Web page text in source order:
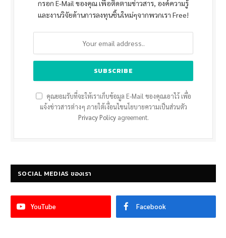
กรอก E-Mail ของคุณ เพื่อติดตามข่าวสาร, องค์ความรู้
และงานวิจัยด้านการลงทุนชิ้นใหม่ๆจากพวกเรา Free!
คุณยอมรับที่จะให้เราเก็บข้อมูล E-Mail ของคุณเอาไว้ เพื่อ
แจ้งข่าวสารต่างๆ ภายใต้เงื่อนไขนโยบายความเป็นส่วนตัว
Privacy Policyagreement.
SOCIAL MEDIAS ของเรา
YouTube Facebook